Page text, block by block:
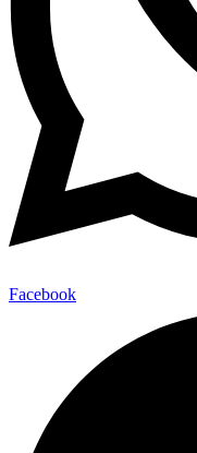
Facebook